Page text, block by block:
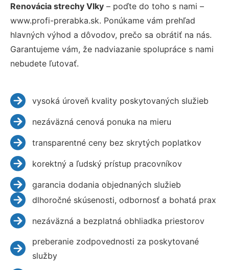
Renovácia strechy Vlky – poďte do toho s nami –
www.profi-prerabka.sk. Ponúkame vám prehľad
hlavných výhod a dôvodov, prečo sa obrátiť na nás.
Garantujeme vám, že nadviazanie spolupráce s nami
nebudete ľutovať.
vysoká úroveň kvality poskytovaných služieb
nezáväzná cenová ponuka na mieru
transparentné ceny bez skrytých poplatkov
korektný a ľudský prístup pracovníkov
garancia dodania objednaných služieb
dlhoročné skúsenosti, odbornosť a bohatá prax
nezáväzná a bezplatná obhliadka priestorov
preberanie zodpovednosti za poskytované
služby